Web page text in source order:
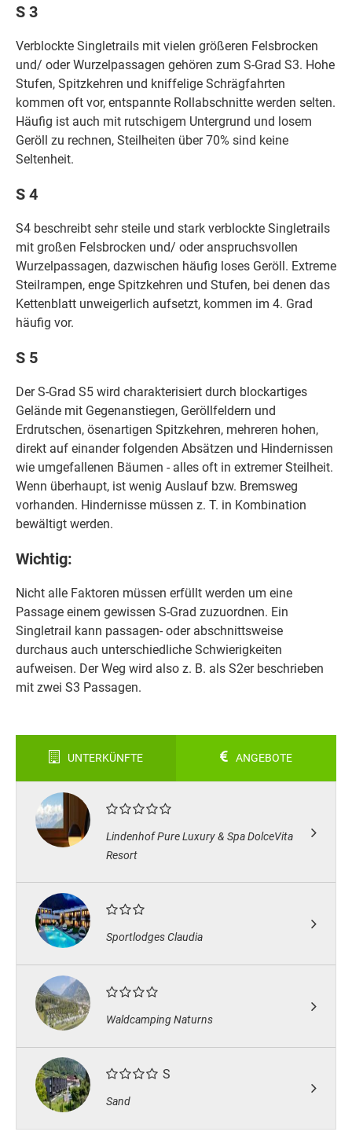
S 3
Verblockte Singletrails mit vielen größeren Felsbrocken
und/ oder Wurzelpassagen gehören zum S-Grad S3. Hohe
Stufen, Spitzkehren und kniffelige Schrägfahrten
kommen oft vor, entspannte Rollabschnitte werden selten.
Häufig ist auch mit rutschigem Untergrund und losem
Geröll zu rechnen, Steilheiten über 70% sind keine
Seltenheit.
S 4
S4 beschreibt sehr steile und stark verblockte Singletrails
mit großen Felsbrocken und/ oder anspruchsvollen
Wurzelpassagen, dazwischen häufig loses Geröll. Extreme
Steilrampen, enge Spitzkehren und Stufen, bei denen das
Kettenblatt unweigerlich aufsetzt, kommen im 4. Grad
häufig vor.
S 5
Der S-Grad S5 wird charakterisiert durch blockartiges
Gelände mit Gegenanstiegen, Geröllfeldern und
Erdrutschen, ösenartigen Spitzkehren, mehreren hohen,
direkt auf einander folgenden Absätzen und Hindernissen
wie umgefallenen Bäumen - alles oft in extremer Steilheit.
Wenn überhaupt, ist wenig Auslauf bzw. Bremsweg
vorhanden. Hindernisse müssen z. T. in Kombination
bewältigt werden.
Wichtig:
Nicht alle Faktoren müssen erfüllt werden um eine
Passage einem gewissen S-Grad zuzuordnen. Ein
Singletrail kann passagen- oder abschnittsweise
durchaus auch unterschiedliche Schwierigkeiten
aufweisen. Der Weg wird also z. B. als S2er beschrieben
mit zwei S3 Passagen.
UNTERKÜNFTE ANGEBOTE
Lindenhof Pure Luxury & Spa DolceVita
Resort
Sportlodges Claudia
Waldcamping Naturns
S
Sand